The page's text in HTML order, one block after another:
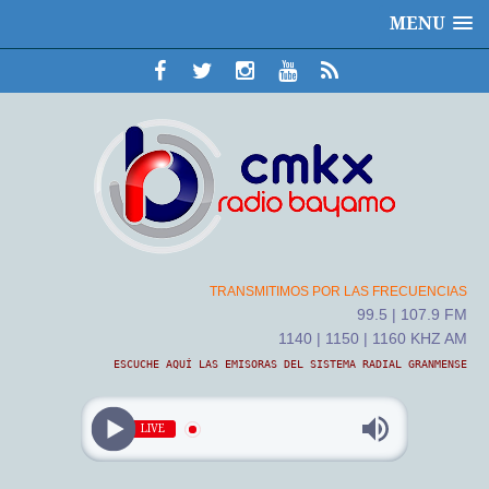
MENU
TRANSMITIMOS POR LAS FRECUENCIAS
99.5 | 107.9 FM
1140 | 1150 | 1160 KHZ AM
ESCUCHE AQUÍ LAS EMISORAS DEL SISTEMA RADIAL GRANMENSE
LIVE